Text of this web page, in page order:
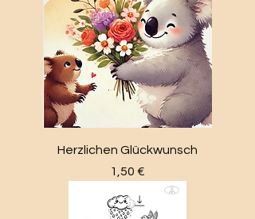
Herzlichen Glückwunsch
Preis
1,50 €